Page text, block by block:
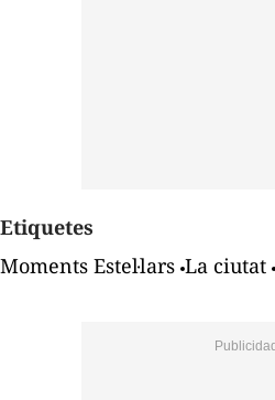
Etiquetes
Moments Estel·lars La ciutat